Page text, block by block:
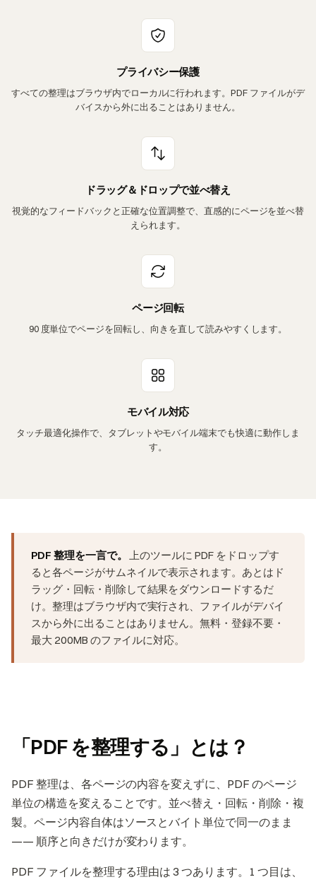
プライバシー保護
すべての整理はブラウザ内でローカルに行われます。PDF ファイルがデ
バイスから外に出ることはありません。
ドラッグ＆ドロップで並べ替え
視覚的なフィードバックと正確な位置調整で、直感的にページを並べ替
えられます。
ページ回転
90 度単位でページを回転し、向きを直して読みやすくします。
モバイル対応
タッチ最適化操作で、タブレットやモバイル端末でも快適に動作しま
す。
PDF 整理を一言で。
上のツールに PDF をドロップす
ると各ページがサムネイルで表示されます。あとはド
ラッグ・回転・削除して結果をダウンロードするだ
け。整理はブラウザ内で実行され、ファイルがデバイ
スから外に出ることはありません。無料・登録不要・
最大 200MB のファイルに対応。
「PDF を整理する」とは？
PDF 整理は、各ページの内容を変えずに、PDF のページ
単位の構造を変えることです。並べ替え・回転・削除・複
製。ページ内容自体はソースとバイト単位で同一のまま
—— 順序と向きだけが変わります。
PDF ファイルを整理する理由は 3 つあります。1 つ目は、